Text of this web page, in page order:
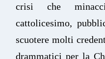
crisi che
cattolicesimo,
scuotere molti
drammatici per la